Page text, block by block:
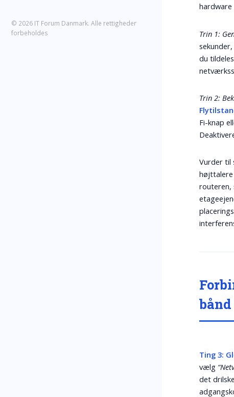
Trin 1:
du
Trin 2:
Fi-knap
Vurder til
routeren,
bånd
Ting 3:
vælg
det
© 2026 IT Forum Danmark. Alle rettigheder
forbeholdes